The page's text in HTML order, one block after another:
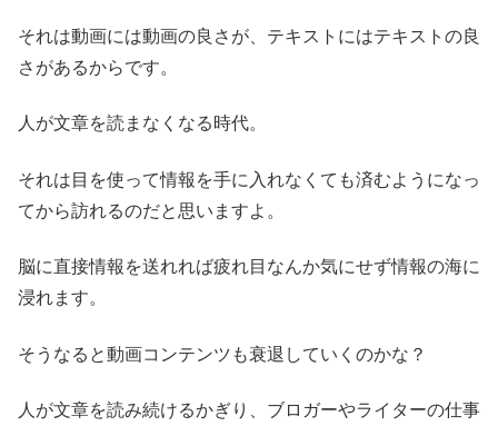
それは動画には動画の良さが、テキストにはテキストの良
さがあるからです。
人が文章を読まなくなる時代。
それは目を使って情報を手に入れなくても済むようになっ
てから訪れるのだと思いますよ。
脳に直接情報を送れれば疲れ目なんか気にせず情報の海に
浸れます。
そうなると動画コンテンツも衰退していくのかな？
人が文章を読み続けるかぎり、ブロガーやライターの仕事